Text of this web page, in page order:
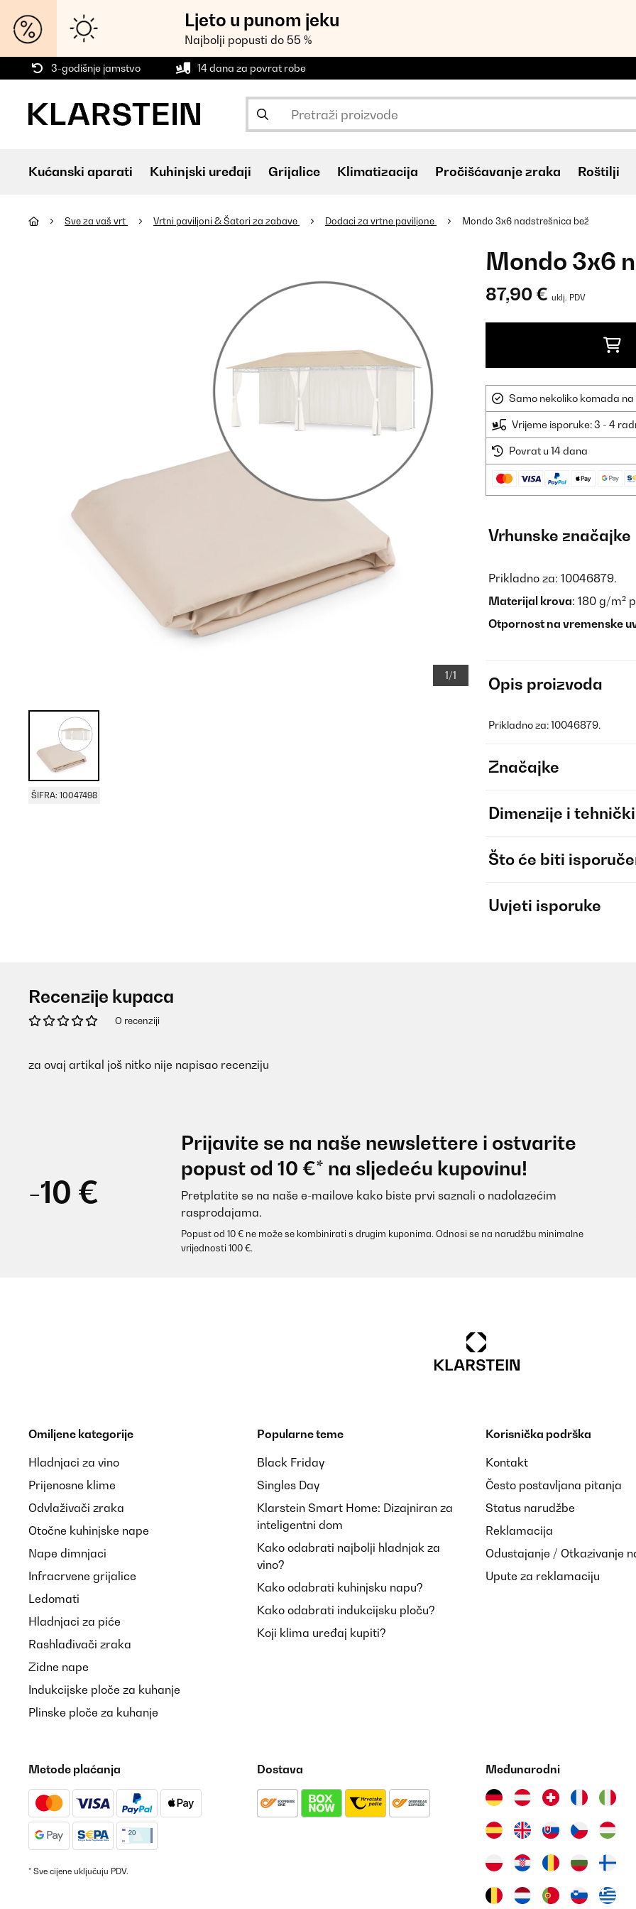
Ljeto u punom jeku
Najbolji popusti do 55 %
3-godišnje jamstvo 14 dana za povrat robe
Kućanski aparati Kuhinjski uređaji Grijalice Klimatizacija Pročišćavanje zraka Roštilji
Sve za vaš vrt Vrtni paviljoni & Šatori za zabave Dodaci za vrtne paviljone Mondo 3x6 nadstrešnica bež
1/1
ŠIFRA: 10047498
Mondo 3x6
87,90 € uklj. PDV
Samo nekoliko komada
Vrijeme isporuke: 3 - 4
Povrat u 14 dana
Vrhunske značajke
Prikladno za: 10046879.
Materijal krova: 180 g/m²
Otpornost na vremenske
Opis proizvoda
Prikladno za: 10046879.
Značajke
Dimenzije i
Što će biti
Uvjeti isporuke
Recenzije kupaca
O recenziji
za ovaj artikal još nitko nije napisao recenziju
-10 €
Prijavite se na naše newslettere i ostvarite
popust od 10 €* na sljedeću kupovinu!
Pretplatite se na naše e-mailove kako biste prvi saznali o nadolazećim
rasprodajama.
Popust od 10 € ne može se kombinirati s drugim kuponima. Odnosi se na narudžbu minimalne
vrijednosti 100 €.
Omiljene kategorije
Hladnjaci za vino
Prijenosne klime
Odvlaživači zraka
Otočne kuhinjske nape
Nape dimnjaci
Infracrvene grijalice
Ledomati
Hladnjaci za piće
Rashlađivači zraka
Zidne nape
Indukcijske ploče za kuhanje
Plinske ploče za kuhanje
Popularne teme
Black Friday
Singles Day
Klarstein Smart Home: Dizajniran za
inteligentni dom
Kako odabrati najbolji hladnjak za
vino?
Kako odabrati kuhinjsku napu?
Kako odabrati indukcijsku ploču?
Koji klima uređaj kupiti?
Korisnička podrška
Kontakt
Često postavljana pitanja
Status narudžbe
Reklamacija
Odustajanje / Otkazivanje
Upute za reklamaciju
Metode plaćanja
* Sve cijene uključuju PDV.
Dostava Međunarodni